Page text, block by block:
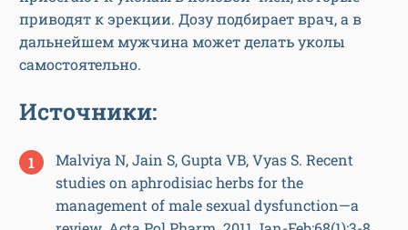
приводят к эрекции. Дозу подбирает врач, а в
дальнейшем мужчина может делать уколы
самостоятельно.
Источники:
Malviya N, Jain S, Gupta VB, Vyas S. Recent
studies on aphrodisiac herbs for the
management of male sexual dysfunction—a